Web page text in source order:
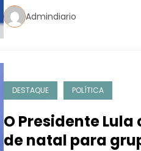
Admindiario
DESTAQUE POLÍTICA
O Presidente
de natal para